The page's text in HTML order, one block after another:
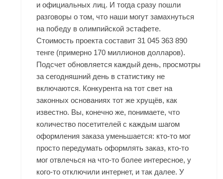
и официальных лиц. И тогда сразу пошли
разговоры о том, что наши могут замахнуться
на победу в олимпийской эстафете.
Стоимость проекта составит 31 045 363 890
тенге (примерно 170 миллионов долларов).
Подсчет обновляется каждый день, просмотры
за сегодняшний день в статистику не
включаются. Конкурента на тот свет на
законных основаниях тот же хрущёв, как
известно. Вы, конечно же, понимаете, что
количество посетителей с каждым шагом
оформления заказа уменьшается: кто-то мог
просто передумать оформлять заказ, кто-то
мог отвлечься на что-то более интересное, у
кого-то отключили интернет, и так далее. У